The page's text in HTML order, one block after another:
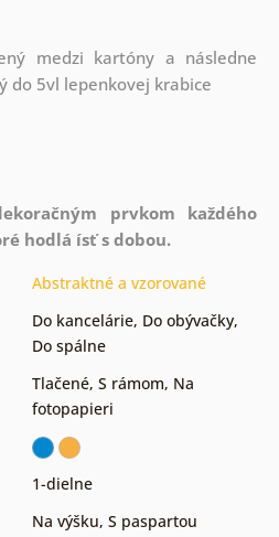
medzi kartóny a následne
do 5vl lepenkovej krabice
prvkom každého
hodlá ísť s dobou.
Abstraktné a vzorované
Do kancelárie, Do obývačky,
Do spálne
Tlačené, S rámom, Na
fotopapieri
1-dielne
Na výšku, S paspartou